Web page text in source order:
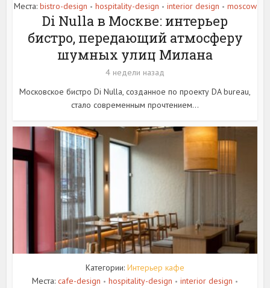
Места: bistro-design • hospitality-design • interior design • moscow
Di Nulla в Москве: интерьер
бистро, передающий атмосферу
шумных улиц Милана
4 недели назад
Московское бистро Di Nulla, созданное по проекту DA bureau,
стало современным прочтением...
Категории: Интерьер кафе
Места: cafe-design • hospitality-design • interior design •